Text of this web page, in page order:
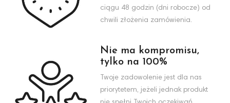
ciągu 48 godzin (dni robocze) od
chwili złożenia zamówienia.
Nie ma kompromisu,
tylko na 100%
Twoje zadowolenie jest dla nas
priorytetem, jeżeli jednak produkt